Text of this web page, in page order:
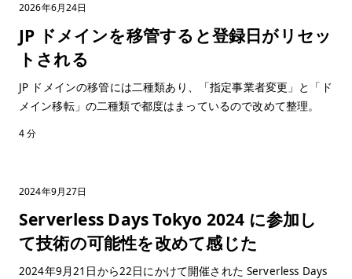
2026年6月24日
JP ドメインを移管すると登録日がリセッ
トされる
JP ドメインの移管には二種類あり、「指定事業者変更」と「ド
メイン移転」の二種類で都度はまっているので改めて整理。
4 分
2024年9月27日
Serverless Days Tokyo 2024 に参加し
て技術の可能性を改めて感じた
2024年9月21日から22日にかけて開催された Serverless Days